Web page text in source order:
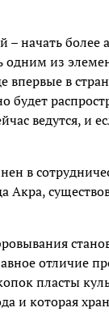
начать более
одним из
впервые в
будет
ведутся, и
в
Акра,
отличие
пласты
и которая